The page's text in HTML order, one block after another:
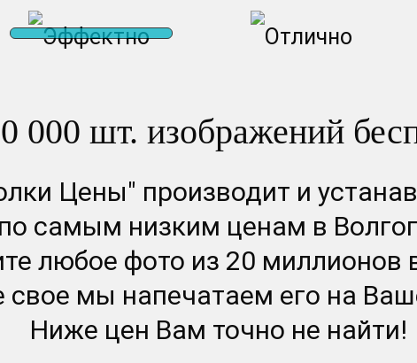
000 шт. изображений
Цены" производит и
самым низким ценам в
любое фото из 20 миллионов
свое мы напечатаем его на
Ниже цен Вам точно не найти!